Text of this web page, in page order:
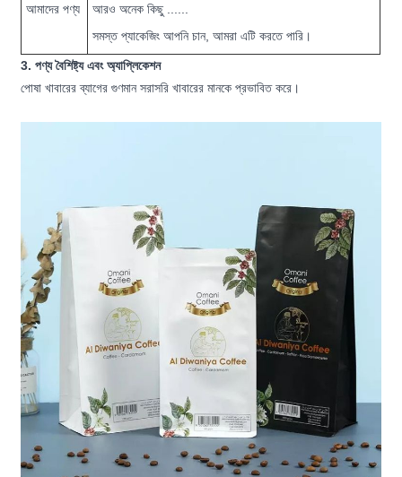
আমাদের পণ্য
আরও অনেক কিছু ......
সমস্ত প্যাকেজিং আপনি চান, আমরা এটি করতে পারি।
3. পণ্য বৈশিষ্ট্য এবং অ্যাপ্লিকেশন
পোষা খাবারের ব্যাগের গুণমান সরাসরি খাবারের মানকে প্রভাবিত করে।